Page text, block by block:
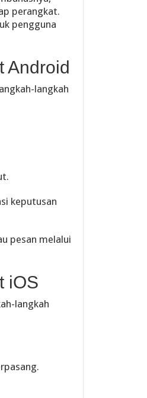
perangkat.
pengguna
Android
langkah
keputusan
pesan melalui
iOS
langkah